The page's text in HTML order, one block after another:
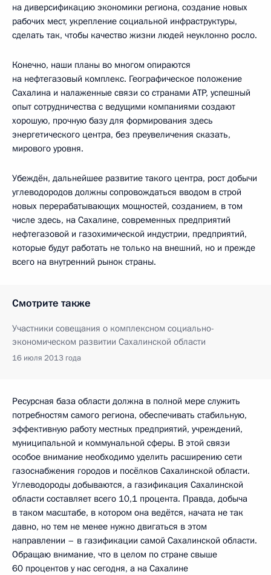
на диверсификацию экономики региона, создание новых
рабочих мест, укрепление социальной инфраструктуры,
сделать так, чтобы качество жизни людей неуклонно росло.
Конечно, наши планы во многом опираются
на нефтегазовый комплекс. Географическое положение
Сахалина и налаженные связи со странами АТР, успешный
опыт сотрудничества с ведущими компаниями создают
хорошую, прочную базу для формирования здесь
энергетического центра, без преувеличения сказать,
мирового уровня.
Убеждён, дальнейшее развитие такого центра, рост добычи
углеводородов должны сопровождаться вводом в строй
новых перерабатывающих мощностей, созданием, в том
числе здесь, на Сахалине, современных предприятий
нефтегазовой и газохимической индустрии, предприятий,
которые будут работать не только на внешний, но и прежде
всего на внутренний рынок страны.
Смотрите также
Участники совещания о комплексном социально-
экономическом развитии Сахалинской области
16 июля 2013 года
Ресурсная база области должна в полной мере служить
потребностям самого региона, обеспечивать стабильную,
эффективную работу местных предприятий, учреждений,
муниципальной и коммунальной сферы. В этой связи
особое внимание необходимо уделить расширению сети
газоснабжения городов и посёлков Сахалинской области.
Углеводороды добываются, а газификация Сахалинской
области составляет всего 10,1 процента. Правда, добыча
в таком масштабе, в котором она ведётся, начата не так
давно, но тем не менее нужно двигаться в этом
направлении – в газификации самой Сахалинской области.
Обращаю внимание, что в целом по стране свыше
60 процентов у нас сегодня, а на Сахалине